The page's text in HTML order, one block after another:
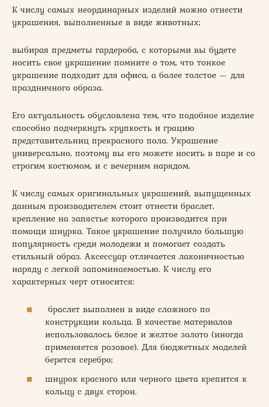
К числу самых неординарных изделий можно отнести
украшения, выполненные в виде животных;
выбирая предметы гардероба, с которыми вы будете
носить свое украшение помните о том, что тонкое
украшение подходит для офиса, а более толстое — для
праздничного образа.
Его актуальность обусловлена тем, что подобное изделие
способно подчеркнуть хрупкость и грацию
представительниц прекрасного пола. Украшение
универсально, поэтому вы его можете носить в паре и со
строгим костюмом, и с вечерним нарядом.
К числу самых оригинальных украшений, выпущенных
данным производителем стоит отнести браслет,
крепление на запястье которого производится при
помощи шнурка. Такое украшение получило большую
популярность среди молодежи и помогает создать
стильный образ. Аксессуар отличается лаконичностью
наряду с легкой запоминаемостью. К числу его
характерных черт относится:
браслет выполнен в виде сложного по
конструкции кольца. В качестве материалов
использовалось белое и желтое золото (иногда
применяется розовое). Для бюджетных моделей
берется серебро;
шнурок красного или черного цвета крепится к
кольцу с двух сторон.